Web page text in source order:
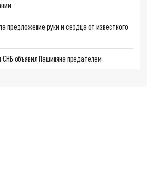
предложение руки и сердца от известного
СНБ объявил Пашиняна предателем